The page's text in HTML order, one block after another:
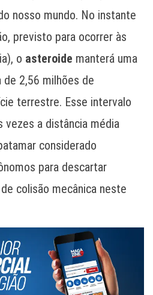
nosso mundo. No instante
previsto para ocorrer às
o asteroide manterá uma
de 2,56 milhões de
terrestre. Esse intervalo
vezes a distância média
considerado
para descartar
colisão mecânica neste